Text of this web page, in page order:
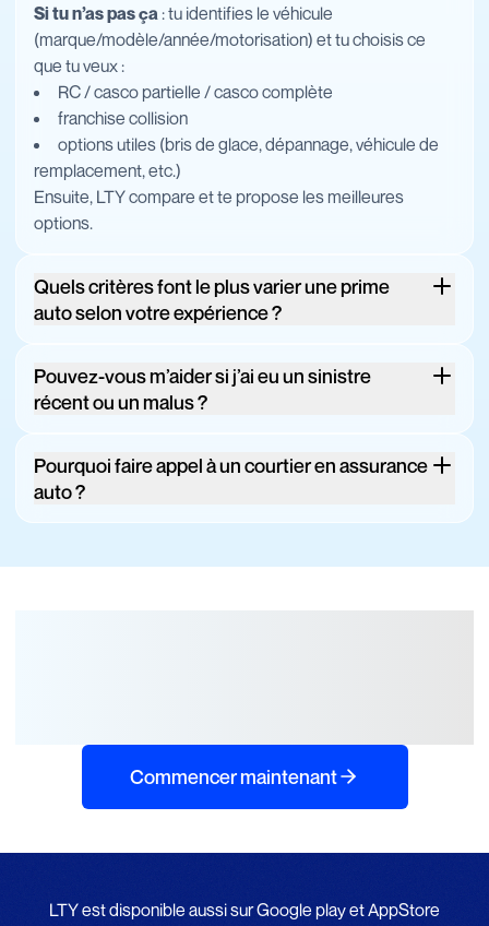
Si tu n’as pas ça : tu identifies le véhicule
(marque/modèle/année/motorisation) et tu choisis ce
que tu veux :
RC / casco partielle / casco complète
franchise collision
options utiles (bris de glace, dépannage, véhicule de
remplacement, etc.)
Ensuite, LTY compare et te propose les meilleures
options.
Quels critères font le plus varier une prime
auto selon votre expérience ?
Pouvez-vous m’aider si j’ai eu un sinistre
récent ou un malus ?
Pourquoi faire appel à un courtier en assurance
auto ?
Commencer maintenant
LTY est disponible aussi sur Google play et AppStore